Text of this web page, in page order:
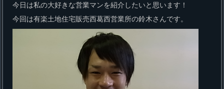
今日は私の大好きな営業マンを紹介したいと思います！
今回は有楽土地住宅販売西葛西営業所の鈴木さんです。